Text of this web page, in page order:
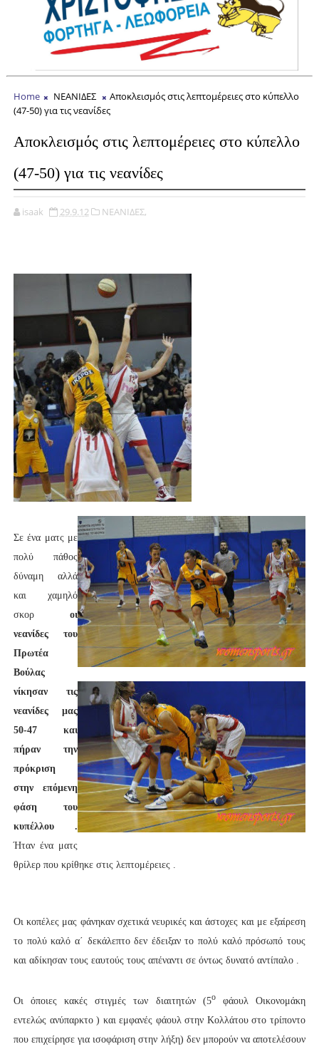
Home ΝΕΑΝΙΔΕΣ
Αποκλεισμός στις λεπτομέρειες στο κύπελλο
(47-50) για τις νεανίδες
Αποκλεισμός στις λεπτομέρειες στο κύπελλο
(47-50) για τις νεανίδες
isaak 29.9.12 ΝΕΑΝΙΔΕΣ,
Σε ένα ματς με
πολύ πάθος
δύναμη αλλά
και χαμηλό
σκοροι
νεανίδες του
Πρωτέα
Βούλας
νίκησαν τις
νεανίδες μας
50-47 και
πήραν την
πρόκριση
στην επόμενη
φάση του
κυπέλλου .
Ήταν ένα ματς
θρίλερ που κρίθηκε στις λεπτομέρειες .
Οι κοπέλες μας φάνηκαν σχετικά νευρικές και άστοχες και με εξαίρεση
το πολύ καλό α΄ δεκάλεπτο δεν έδειξαν το πολύ καλό πρόσωπό τους
και αδίκησαν τους εαυτούς τους απέναντι σε όντως δυνατό αντίπαλο .
Οι όποιες κακές στιγμές των διαιτητών (5οφάουλ Οικονομάκη
εντελώς ανύπαρκτο ) και εμφανές φάουλ στην Κολλάτου στο τρίποντο
που επιχείρησε για ισοφάριση στην λήξη) δεν μπορούν να αποτελέσουν